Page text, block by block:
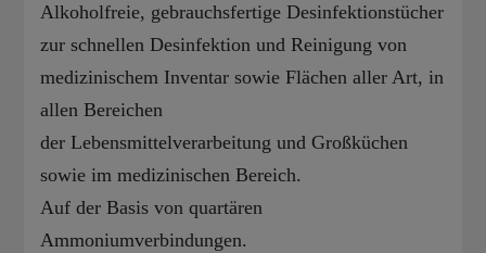
Alkoholfreie, gebrauchsfertige Desinfektionstücher
zur schnellen Desinfektion und Reinigung von
medizinischem Inventar sowie Flächen aller Art, in
allen Bereichen
der Lebensmittelverarbeitung und Großküchen
sowie im medizinischen Bereich.
Auf der Basis von quartären
Ammoniumverbindungen.